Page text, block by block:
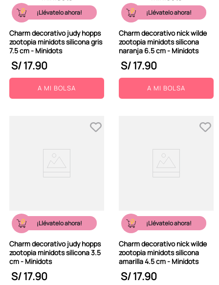
¡Llévatelo ahora!
Charm decorativo judy hopps
zootopia minidots silicona gris
7.5 cm - Minidots
S/17.90
A MI BOLSA
¡Llévatelo ahora!
Charm decorativo nick wilde
zootopia minidots silicona
naranja 6.5 cm - Minidots
S/17.90
A MI BOLSA
¡Llévatelo ahora!
Charm decorativo judy hopps
zootopia minidots silicona 3.5
cm - Minidots
S/17.90
¡Llévatelo ahora!
Charm decorativo nick wilde
zootopia minidots silicona
amarilla 4.5 cm - Minidots
S/17.90